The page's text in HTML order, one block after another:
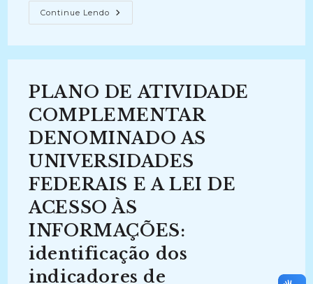
Continue Lendo ANÁLISE
HISTÓRICO-
EDUCACIONAIS
DE
COMPARTILHAMENTO
ENTRE
A
UNIVERSIDADE
E
SOCIEDADE
QUANDO
DA
UTILIZAÇÃO
DE
OBJETOS
DOCUMENTOS
DE
ACERVO
ANATÔMICO
(2013-
2013)
PLANO DE ATIVIDADE
COMPLEMENTAR
DENOMINADO AS
UNIVERSIDADES
FEDERAIS E A LEI DE
ACESSO ÀS
INFORMAÇÕES:
identificação dos
indicadores de